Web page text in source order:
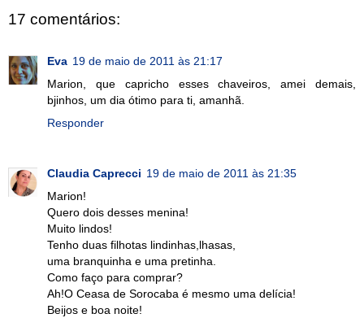
17 comentários:
Eva 19 de maio de 2011 às 21:17
Marion, que capricho esses chaveiros, amei demais,
bjinhos, um dia ótimo para ti, amanhã.
Responder
Claudia Caprecci 19 de maio de 2011 às 21:35
Marion!
Quero dois desses menina!
Muito lindos!
Tenho duas filhotas lindinhas,lhasas,
uma branquinha e uma pretinha.
Como faço para comprar?
Ah!O Ceasa de Sorocaba é mesmo uma delícia!
Beijos e boa noite!